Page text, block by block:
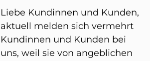
Liebe Kundinnen und Kunden,
aktuell melden sich vermehrt
Kundinnen und Kunden bei
uns, weil sie von angeblichen